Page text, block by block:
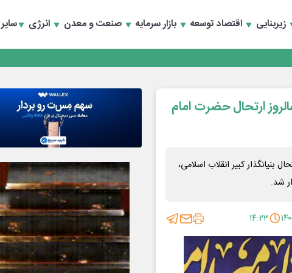
زیربنایی اقتصاد توسعه بازار سرمایه صنعت و معدن انرژی سایر
انرژی‌های نو و تجدیدپذیر با حضور استاندار اصفهان
ارتحال حضرت امام
بنیانگذار کبیر انقلاب اسلامی،
شد.
۱۴:۲۳